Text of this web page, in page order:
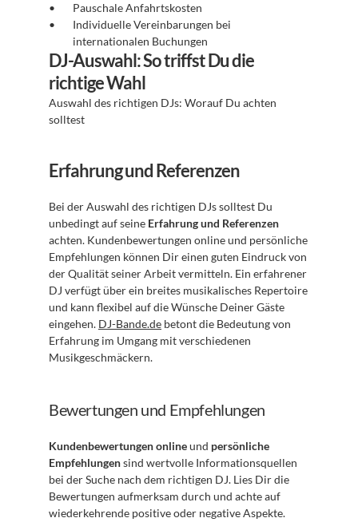
Pauschale Anfahrtskosten
Individuelle Vereinbarungen bei
internationalen Buchungen
DJ-Auswahl: So triffst Du die
richtige Wahl
Auswahl des richtigen DJs: Worauf Du achten
solltest
Erfahrung und Referenzen
Bei der Auswahl des richtigen DJs solltest Du
unbedingt auf seine Erfahrung und Referenzen
achten. Kundenbewertungen online und persönliche
Empfehlungen können Dir einen guten Eindruck von
der Qualität seiner Arbeit vermitteln. Ein erfahrener
DJ verfügt über ein breites musikalisches Repertoire
und kann flexibel auf die Wünsche Deiner Gäste
eingehen. DJ-Bande.de betont die Bedeutung von
Erfahrung im Umgang mit verschiedenen
Musikgeschmäckern.
Bewertungen und Empfehlungen
Kundenbewertungen online und persönliche
Empfehlungen sind wertvolle Informationsquellen
bei der Suche nach dem richtigen DJ. Lies Dir die
Bewertungen aufmerksam durch und achte auf
wiederkehrende positive oder negative Aspekte.